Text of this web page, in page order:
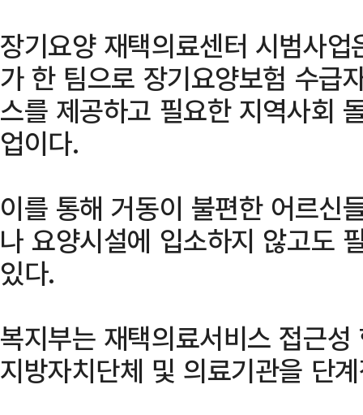
장기요양 재택의료센터 시범사
가 한 팀으로 장기요양보험 수급
스를 제공하고 필요한 지역사회
업이다.
이를 통해 거동이 불편한 어르신
나 요양시설에 입소하지 않고도
있다.
복지부는 재택의료서비스 접근
지방자치단체 및 의료기관을 단